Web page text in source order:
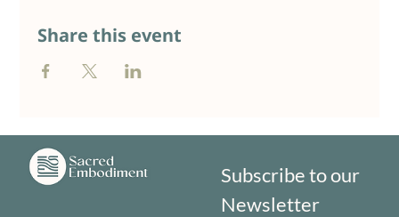
Share this event
Subscribe to our
Newsletter